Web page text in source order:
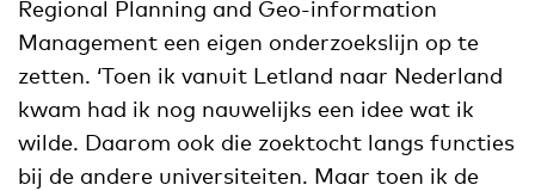
Regional Planning and Geo-information
Management een eigen onderzoekslijn op te
zetten. ‘Toen ik vanuit Letland naar Nederland
kwam had ik nog nauwelijks een idee wat ik
wilde. Daarom ook die zoektocht langs functies
bij de andere universiteiten. Maar toen ik de